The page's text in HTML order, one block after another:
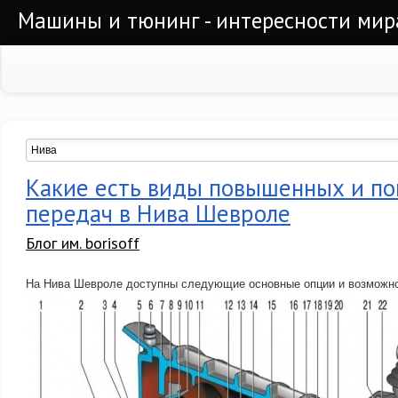
Машины и тюнинг - интересности
Какие есть виды повышенных и
передач в Нива Шевроле
Блог им. borisoff
На Нива Шевроле доступны следующие основные опции и